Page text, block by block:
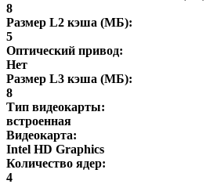
8
Размер L2 кэша (МБ):
5
Оптический привод:
Нет
Размер L3 кэша (МБ):
8
Тип видеокарты:
встроенная
Видеокарта:
Intel HD Graphics
Количество ядер:
4